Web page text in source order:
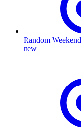
Random Weekend
new